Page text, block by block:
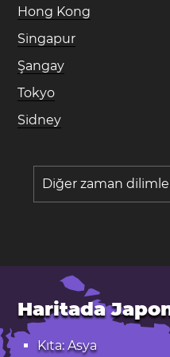
Hong Kong
Singapur
Şangay
Tokyo
Sidney
Diğer zaman
Haritada
Kıta: Asya